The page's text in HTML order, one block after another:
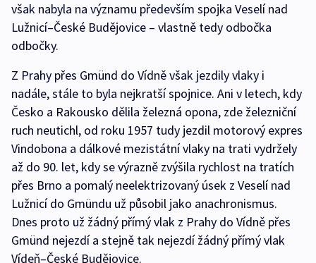
však nabyla na významu především spojka Veselí nad
Lužnicí–České Budějovice – vlastně tedy odbočka
odbočky.
Z Prahy přes Gmünd do Vídně však jezdily vlaky i
nadále, stále to byla nejkratší spojnice. Ani v letech, kdy
Česko a Rakousko dělila železná opona, zde železniční
ruch neutichl, od roku 1957 tudy jezdil motorový expres
Vindobona a dálkové mezistátní vlaky na trati vydržely
až do 90. let, kdy se výrazně zvýšila rychlost na tratích
přes Brno a pomalý neelektrizovaný úsek z Veselí nad
Lužnicí do Gmündu už působil jako anachronismus.
Dnes proto už žádný přímý vlak z Prahy do Vídně přes
Gmünd nejezdí a stejně tak nejezdí žádný přímý vlak
Vídeň–České Budějovice.